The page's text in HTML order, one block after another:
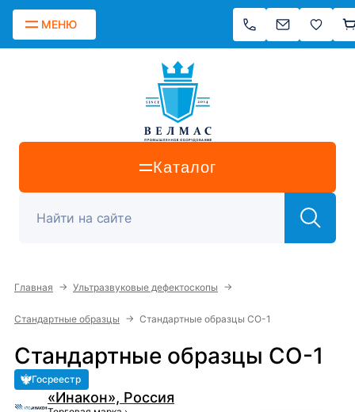
МЕНЮ
Каталог
Главная → Ультразвуковые дефектоскопы →
Стандартные образцы → Стандартные образцы СО-1
Стандартные образцы СО-1
Госреестр
«Инакон», Россия